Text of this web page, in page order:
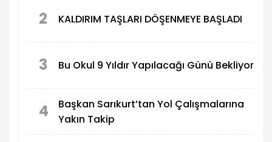
2 KALDIRIM TAŞLARI DÖŞENMEYE BAŞLADI
3 Bu Okul 9 Yıldır Yapılacağı Günü Bekliyor
4
Başkan Sarıkurt’tan Yol Çalışmalarına
Yakın Takip